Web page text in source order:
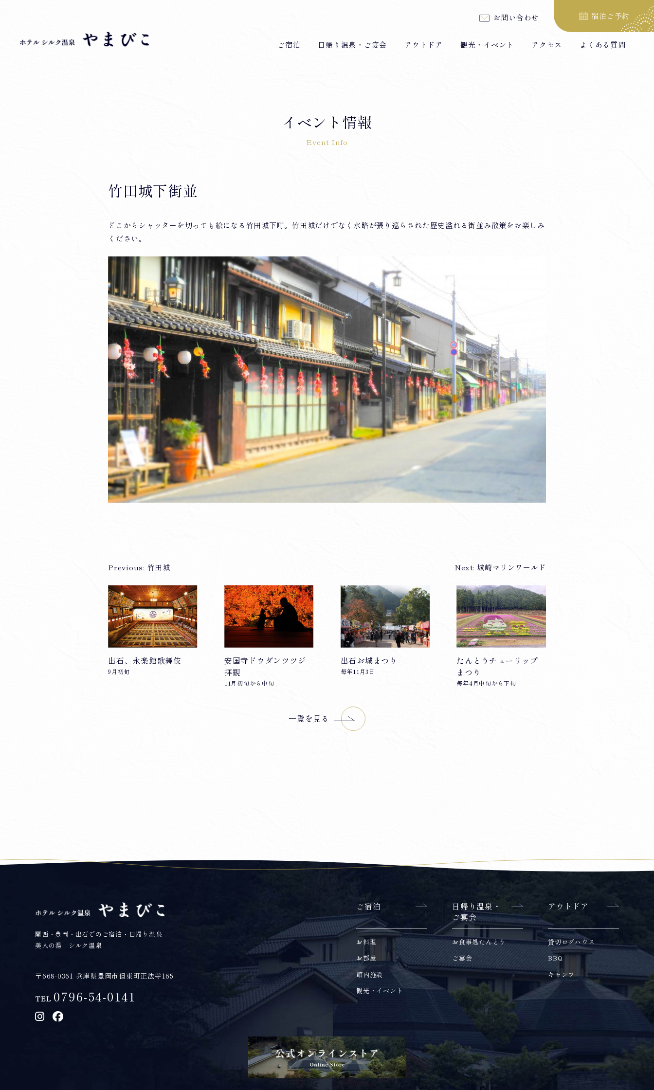
ご宿泊 日帰り温泉・ご宴会 アウトドア 観光・イベント アクセス よくある質問
お問い合わせ 宿泊ご予約
イベント情報
Event Info
竹田城下街並
どこからシャッターを切っても絵になる竹田城下町。竹田城だけでなく水路が張り巡らされた歴史溢れる街並み散策をお楽しみ
ください。
投
稿
ナ
ビ
ゲ
ー
Previous: 竹田城 Next: 城崎マリンワールド
出石、永楽館歌舞伎
9月初旬
安国寺ドウダンツツジ
拝観
11月初旬から中旬
出石お城まつり
毎年11月3日
たんとうチューリップ
まつり
毎年4月中旬から下旬
一覧を見る
ご宿泊
お料理
お部屋
館内施設
観光・イベント
日帰り温泉・
ご宴会
お食事処たんとう
ご宴会
アウトドア
貸切ログハウス
BBQ
キャンプ
関西・豊岡・出石でのご宿泊・日帰り温泉
美人の湯 シルク温泉
〒668-0361 兵庫県豊岡市但東町正法寺165
TEL 0796-54-0141